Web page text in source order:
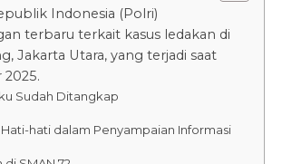
Indonesia (Polri)
terbaru terkait kasus ledakan di
Jakarta Utara, yang terjadi saat
Sudah Ditangkap
hati dalam Penyampaian Informasi